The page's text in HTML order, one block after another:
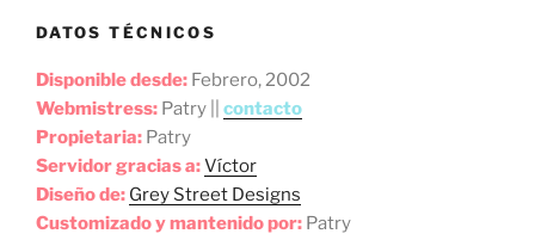
DATOS TÉCNICOS
Disponible desde: Febrero, 2002
Webmistress: Patry || contacto
Propietaria: Patry
Servidor gracias a:Víctor
Diseño de: Grey Street Designs
Customizado y mantenido por: Patry